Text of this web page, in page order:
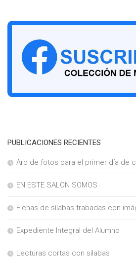
PUBLICACIONES RECIENTES
Aro de fotos para el primer día de
EN ESTE SALON SOMOS
Fichas de sílabas trabadas con
Expediente Integral del Alumno
Lecturas cortas con silabas